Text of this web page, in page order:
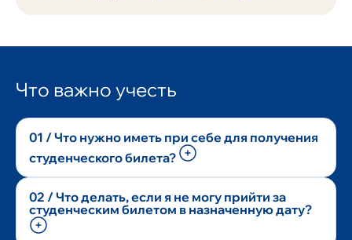
Что важно учесть
01 / Что нужно иметь при себе для получения
студенческого билета?
Для получения студенческого билета при себе
нужно иметь паспорт. Фотографии НЕ
ТРЕБУЮТСЯ!!!
02 / Что делать, если я не могу прийти за
студенческим билетом в назначенную дату?